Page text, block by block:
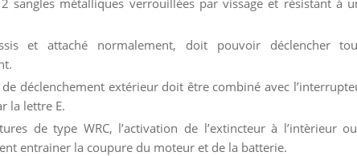
sangles métalliques verrouillées par vissage et résistant à
et attaché normalement, doit pouvoir déclencher
déclenchement extérieur doit être combiné avec
la lettre E.
de type WRC, l’activation de l’extincteur à l’intèrieur
entrainer la coupure du moteur et de la batterie.